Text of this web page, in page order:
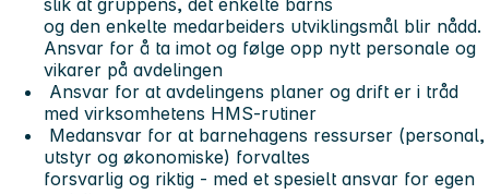
slik at gruppens, det enkelte barns
og den enkelte medarbeiders utviklingsmål blir nådd.
Ansvar for å ta imot og følge opp nytt personale og
vikarer på avdelingen
Ansvar for at avdelingens planer og drift er i tråd
med virksomhetens HMS-rutiner
Medansvar for at barnehagens ressurser (personal,
utstyr og økonomiske) forvaltes
forsvarlig og riktig - med et spesielt ansvar for egen